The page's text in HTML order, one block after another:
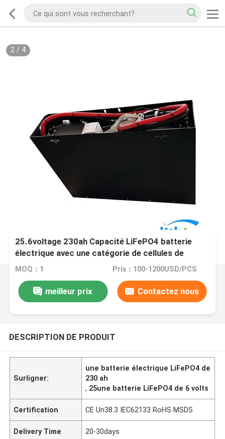
2/ 4
25.6voltage 230ah Capacité LiFePO4 batterie
électrique avec une catégorie de cellules de
lithium Eve
MOQ：1 Prix：100-1200USD/PCS
meilleur prix Contactez nous
DESCRIPTION DE PRODUIT
Surligner:
une batterie électrique LiFePO4 de
230 ah
, 25une batterie LiFePO4 de 6 volts
Certification CE Un38.3 IEC62133 RoHS MSDS
Delivery Time 20-30days